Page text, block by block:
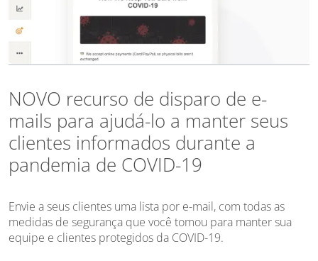
NOVO recurso de disparo de e-
mails para ajudá-lo a manter seus
clientes informados durante a
pandemia de COVID-19
Envie a seus clientes uma lista por e-mail, com todas as
medidas de segurança que você tomou para manter sua
equipe e clientes protegidos da COVID-19.